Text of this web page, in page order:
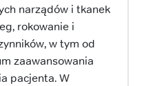
narządów i tkanek
rokowanie i
w tym od
zaawansowania
pacjenta. W